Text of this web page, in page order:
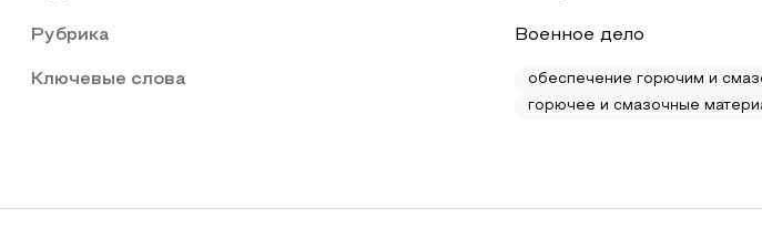
Рубрика Военное дело
Ключевые слова обеспечение горючим и
горючее и смазочные